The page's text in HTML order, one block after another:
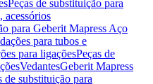
Peças de substituição para
acessórios
para Geberit Mapress Aço
para tubos e
para ligaçõesPeças de
VedantesGeberit Mapress
de substituição para